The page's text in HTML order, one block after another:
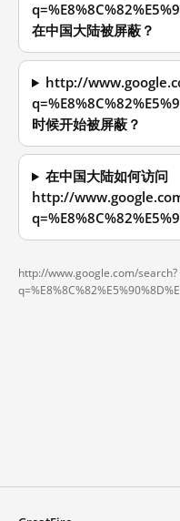
在中国大陆被屏蔽？
http://
时候开始被屏蔽？
在中国大陆如何访问
http://
http://www.google.com/search?